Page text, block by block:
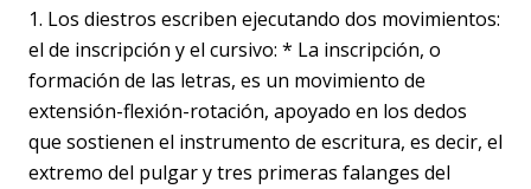
1. Los diestros escriben ejecutando dos movimientos:
el de inscripción y el cursivo: * La inscripción, o
formación de las letras, es un movimiento de
extensión-flexión-rotación, apoyado en los dedos
que sostienen el instrumento de escritura, es decir, el
extremo del pulgar y tres primeras falanges del